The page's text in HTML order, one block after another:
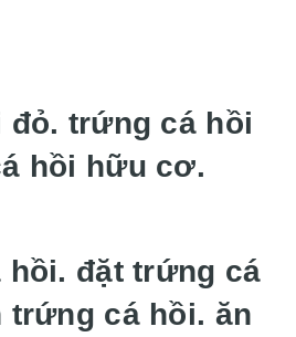
trứng cá hồi
hồi hữu cơ.
hồi. đặt trứng cá
trứng cá hồi. ăn